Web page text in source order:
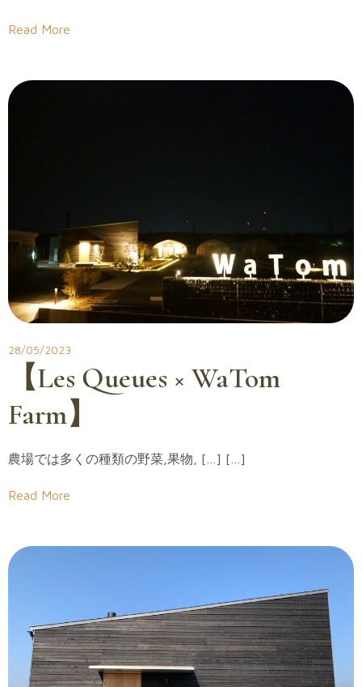
Read More
28/05/2023
【Les Queues × WaTom
Farm】
農場では多くの種類の野菜,果物, […] […]
Read More